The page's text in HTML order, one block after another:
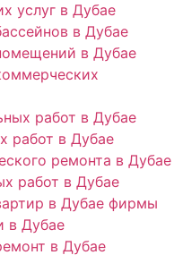
услуг в Дубае
в Дубае
в Дубае
работ в Дубае
работ в Дубае
ремонта в Дубае
работ в Дубае
в Дубае фирмы
в Дубае
в Дубае